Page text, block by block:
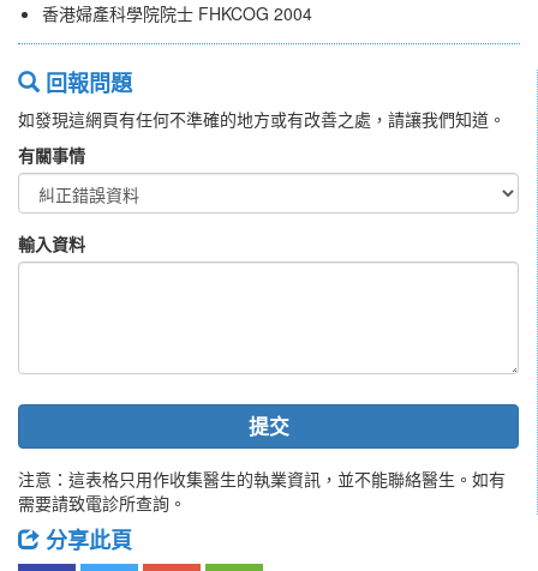
香港婦產科學院院士 FHKCOG 2004
回報問題
如發現這網頁有任何不準確的地方或有改善之處，請讓我們知道。
有關事情
輸入資料
提交
注意：這表格只用作收集醫生的執業資訊，並不能聯絡醫生。如有
需要請致電診所查詢。
分享此頁